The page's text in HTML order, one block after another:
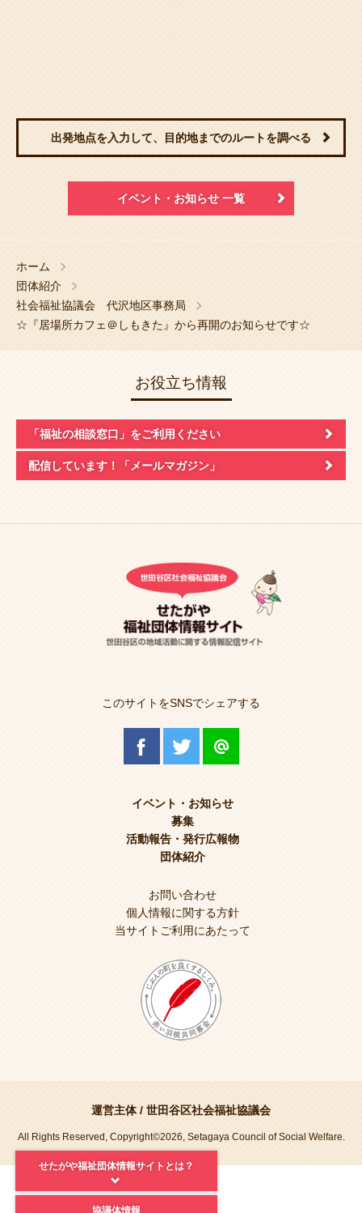
出発地点を入力して、目的地までのルートを調べる
イベント・お知らせ 一覧
ホーム
団体紹介
社会福祉協議会 代沢地区事務局
☆『居場所カフェ＠しもきた』から再開のお知らせです☆
お役立ち情報
「福祉の相談窓口」 をご利用ください
配信しています！ 「メールマガジン」
このサイトをSNSでシェアする
イベント・お知らせ
募集
活動報告・発行広報物
団体紹介
お問い合わせ
個人情報に関する方針
当サイトご利用にあたって
運営主体 / 世田谷区社会福祉協議会
All Rights Reserved, Copyright©2026, Setagaya Council of Social Welfare.
せたがや福祉団体情報サイトとは？
協議体情報